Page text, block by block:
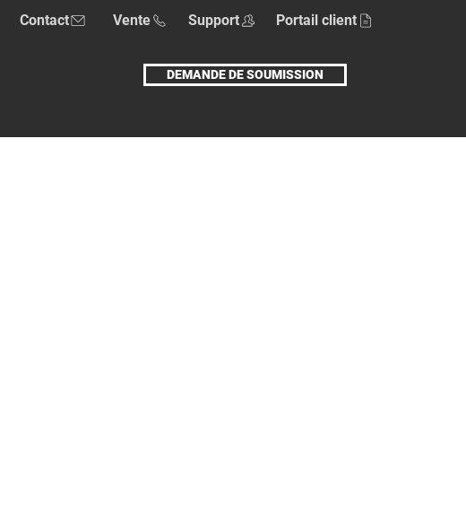
Contact Vente Support Portail client
DEMANDE DE SOUMISSION